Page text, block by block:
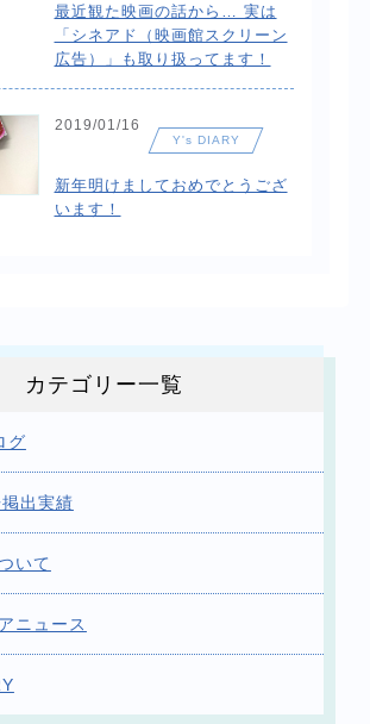
最近観た映画の話から… 実は
「シネアド（映画館スクリーン
広告）」も取り扱ってます！
2019/01/16
Y's DIARY
新年明けましておめでとうござ
います！
カテゴリー一覧
グ
出実績
いて
ニュース